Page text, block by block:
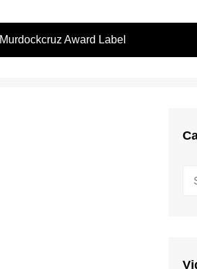
Murdockcruz Award Label